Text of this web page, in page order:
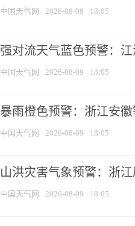
中国天气网 2026-08-09 18:05
强对流天气蓝色预警：
中国天气网 2026-08-09 18:05
暴雨橙色预警：浙江安
中国天气网 2026-08-09 18:05
山洪灾害气象预警：浙
中国天气网 2026-08-09 18:05